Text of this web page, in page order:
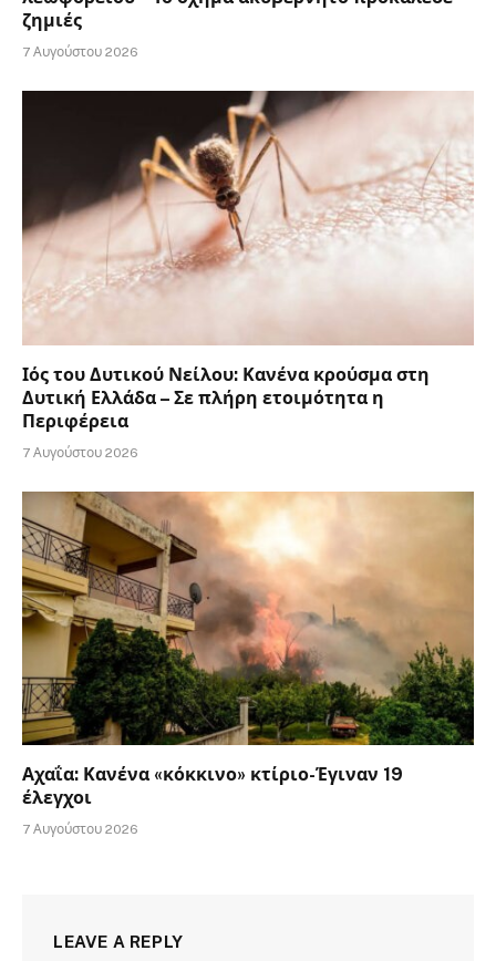
ζημιές
7 Αυγούστου 2026
Ιός του Δυτικού Νείλου: Κανένα κρούσμα στη
Δυτική Ελλάδα – Σε πλήρη ετοιμότητα η
Περιφέρεια
7 Αυγούστου 2026
Αχαΐα: Κανένα «κόκκινο» κτίριο-Έγιναν 19
έλεγχοι
7 Αυγούστου 2026
LEAVE A REPLY